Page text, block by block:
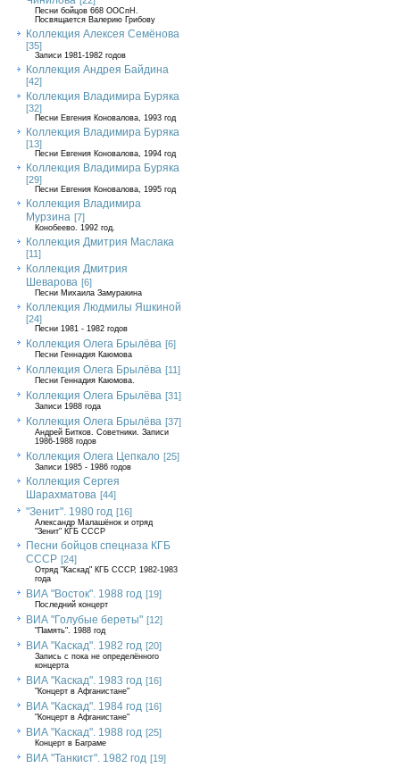
Песни бойцов 668 ООСпН.
Посвящается Валерию Грибову
Коллекция Алексея Семёнова
[35]
Записи 1981-1982 годов
Коллекция Андрея Байдина
[42]
Коллекция Владимира Буряка
[32]
Песни Евгения Коновалова, 1993 год
Коллекция Владимира Буряка
[13]
Песни Евгения Коновалова, 1994 год
Коллекция Владимира Буряка
[29]
Песни Евгения Коновалова, 1995 год
Коллекция Владимира
Мурзина [7]
Конобеево. 1992 год.
Коллекция Дмитрия Маслака
[11]
Коллекция Дмитрия
Шеварова [6]
Песни Михаила Замуракина
Коллекция Людмилы Яшкиной
[24]
Песни 1981 - 1982 годов
Коллекция Олега Брылёва [6]
Песни Геннадия Каюмова
Коллекция Олега Брылёва [11]
Песни Геннадия Каюмова.
Коллекция Олега Брылёва [31]
Записи 1988 года
Коллекция Олега Брылёва [37]
Андрей Битков. Советники. Записи
1986-1988 годов
Коллекция Олега Цепкало [25]
Записи 1985 - 1986 годов
Коллекция Сергея
Шарахматова [44]
"Зенит". 1980 год [16]
Александр Малашёнок и отряд
"Зенит" КГБ СССР
Песни бойцов спецназа КГБ
СССР [24]
Отряд "Каскад" КГБ СССР, 1982-1983
года
ВИА "Восток". 1988 год [19]
Последний концерт
ВИА "Голубые береты" [12]
"Память". 1988 год
ВИА "Каскад". 1982 год [20]
Запись с пока не определённого
концерта
ВИА "Каскад". 1983 год [16]
"Концерт в Афганистане"
ВИА "Каскад". 1984 год [16]
"Концерт в Афганистане"
ВИА "Каскад". 1988 год [25]
Концерт в Баграме
ВИА "Танкист". 1982 год [19]